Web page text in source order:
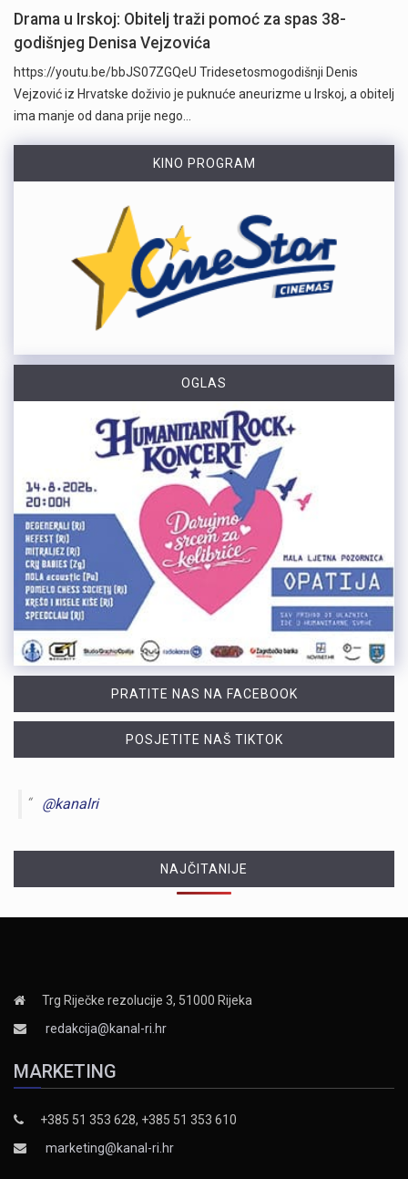
Drama u Irskoj: Obitelj traži pomoć za spas 38-
godišnjeg Denisa Vejzovića
https://youtu.be/bbJS07ZGQeU Tridesetosmogodišnji Denis
Vejzović iz Hrvatske doživio je puknuće aneurizme u Irskoj, a obitelj
ima manje od dana prije nego…
KINO PROGRAM
OGLAS
PRATITE NAS NA FACEBOOK
POSJETITE NAŠ TIKTOK
@kanalri
NAJČITANIJE
Trg Riječke rezolucije 3, 51000 Rijeka
redakcija@kanal-ri.hr
MARKETING
+385 51 353 628, +385 51 353 610
marketing@kanal-ri.hr